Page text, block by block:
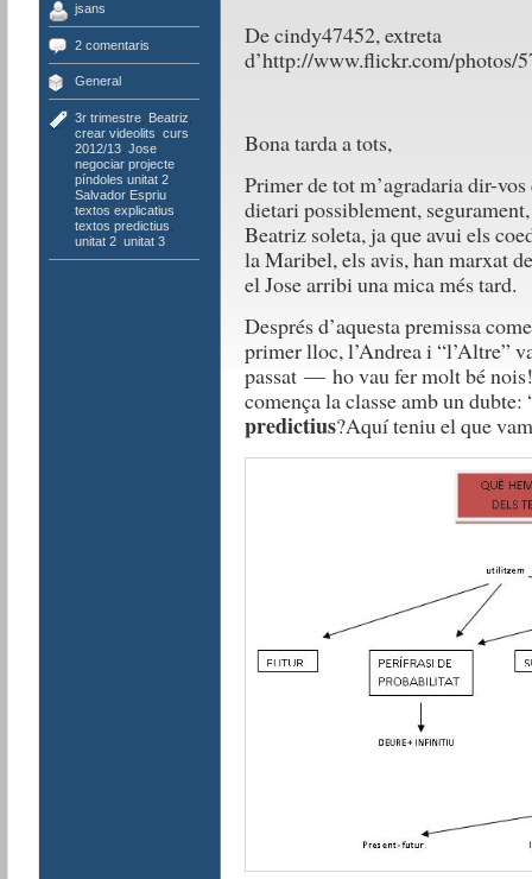
jsans
2 comentaris
General
3r trimestre, Beatriz
crear videolits curs
2012/13, Jose,
negociar projecte,
píndoles unitat 2,
Salvador Espriu,
textos explicatius
textos predictius
unitat 2, unitat 3
De cindy47452, extreta
d’http://www.flickr.com/photos/
Bona tarda a tots,
Primer de tot m’agradaria dir-
dietari possiblement,
Beatriz soleta, ja que avui els
la Maribel, els avis, han marxat
el Jose arribi una mica més tard.
Després d’aquesta premissa
primer lloc, l’Andrea i “l’Altre”
passat — ho vau fer molt bé
comença la classe amb un dubte:
predictius?Aquí teniu el que